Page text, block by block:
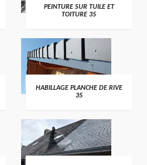
PEINTURE SUR TUILE ET
TOITURE 35
HABILLAGE PLANCHE DE RIVE
35